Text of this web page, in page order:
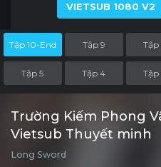
VIETSUB 1080 V2
Tập 10-End Tập 9 Tập
Tập 5 Tập 4 Tập
Trường Kiếm Phong
Vietsub Thuyết minh
Long Sword